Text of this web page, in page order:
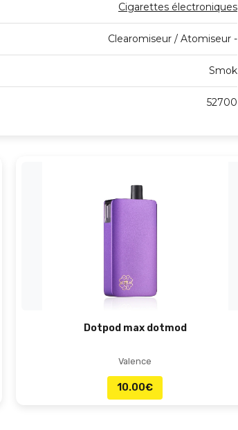
Cigarettes électroniques
Clearomiseur / Atomiseur -
Smok
52700
Dotpod max dotmod
Valence
10.00€